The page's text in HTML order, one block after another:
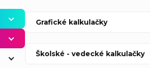
Grafické kalkulačky
Školské - vedecké kalkulačky